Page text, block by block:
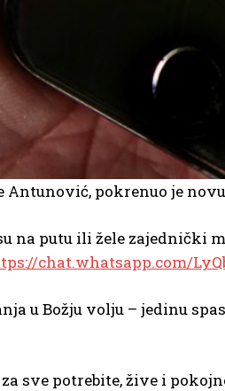
pokrenuo je
na putu ili žele
chat.whatsapp.com/
u Božju volju – jedinu
sve potrebite, žive i